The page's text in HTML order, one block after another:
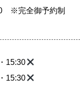
※完全御予約制
・15:30
・15:30